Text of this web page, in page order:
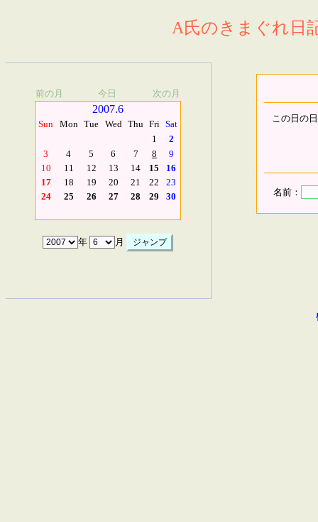
A氏のきまぐれ日
前の月 今日 次の月
2007.6
Sun Mon Tue Wed Thu Fri Sat
1
2
3
4 5 6 7 8
9
10
11 12 13 14 15
16
17
18 19 20 21 22
23
24
25 26 27 28 29 30
年 月
この日の
名前：